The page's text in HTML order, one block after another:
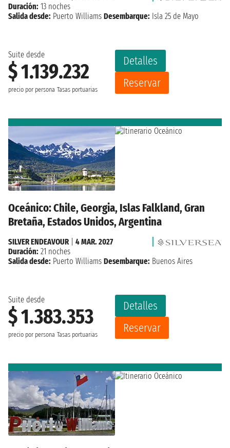
Suite desde
$ 1.139.232
precio por persona Tasas portuarias
Detalles
Reservar
Duración: 13 noches
Salida desde: Puerto Williams Desembarque: Isla 25 de Mayo
Oceánico: Chile, Georgia, Islas Falkland, Gran
Bretaña, Estados Unidos, Argentina
Suite desde
$ 1.383.353
precio por persona Tasas portuarias
Detalles
Reservar
SILVER ENDEAVOUR| 4 MAR. 2027
Duración: 21 noches
Salida desde: Puerto Williams Desembarque: Buenos Aires